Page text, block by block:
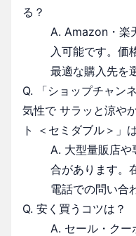
る？
A. Amazon・楽
入可能です。価
最適な購入先を
Q. 「ショップチャン
気性で サラッと涼や
ト ＜セミダブル＞」
A. 大型量販店
合があります。
電話での問い合
Q. 安く買うコツは？
A. セール・クー